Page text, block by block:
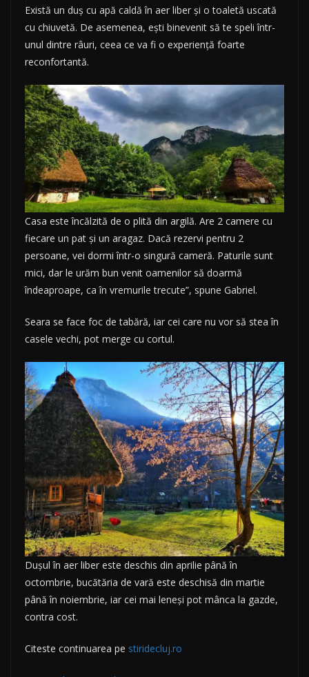
Există un duș cu apă caldă în aer liber și o toaletă uscată
cu chiuvetă. De asemenea, ești binevenit să te speli într-
unul dintre râuri, ceea ce va fi o experiență foarte
reconfortantă.
Casa este încălzită de o plită din argilă. Are 2 camere cu
fiecare un pat și un aragaz. Dacă rezervi pentru 2
persoane, vei dormi într-o singură cameră. Paturile sunt
mici, dar le urăm bun venit oamenilor să doarmă
îndeaproape, ca în vremurile trecute”, spune Gabriel.
Seara se face foc de tabără, iar cei care nu vor să stea în
casele vechi, pot merge cu cortul.
Dușul în aer liber este deschis din aprilie până în
octombrie, bucătăria de vară este deschisă din martie
până în noiembrie, iar cei mai leneși pot mânca la gazde,
contra cost.
Citeste continuarea pe stiridecluj.ro